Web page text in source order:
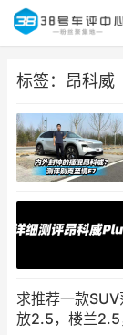
标签：昂科威
求推荐一款
放2.5，楼兰